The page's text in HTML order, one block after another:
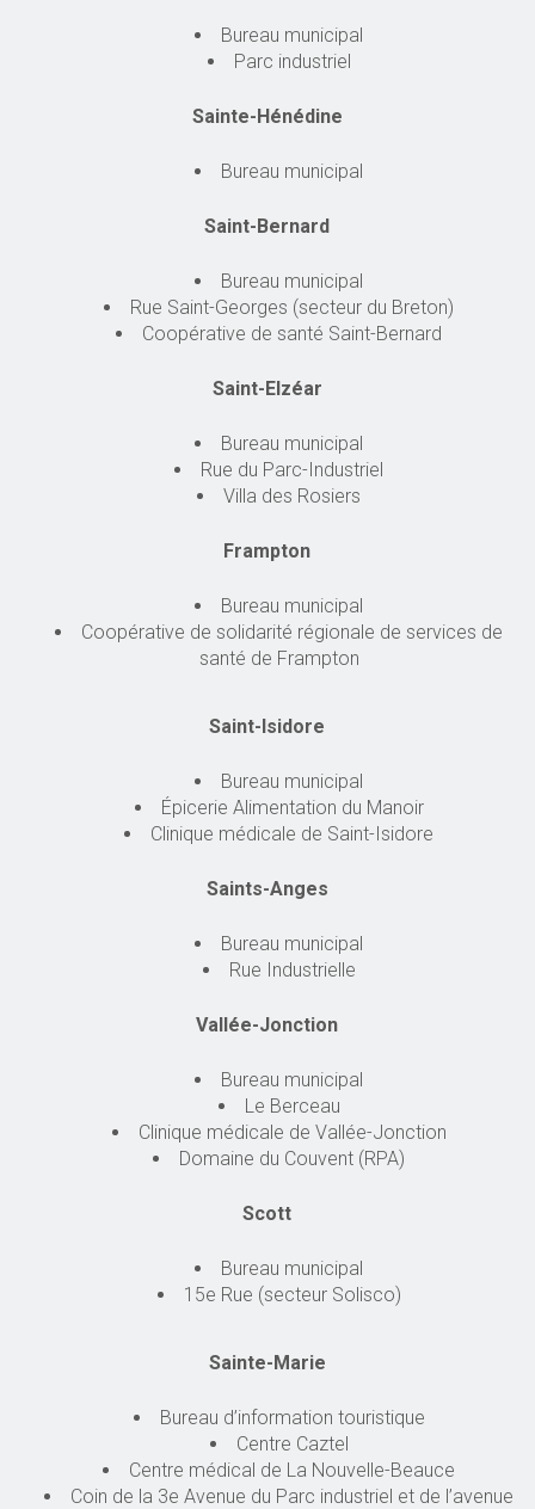
Bureau municipal
Parc industriel
Sainte-Hénédine
Bureau municipal
Saint-Bernard
Bureau municipal
Rue Saint-Georges (secteur du Breton)
Coopérative de santé Saint-Bernard
Saint-Elzéar
Bureau municipal
Rue du Parc-Industriel
Villa des Rosiers
Frampton
Bureau municipal
Coopérative de solidarité régionale de services de
santé de Frampton
Saint-Isidore
Bureau municipal
Épicerie Alimentation du Manoir
Clinique médicale de Saint-Isidore
Saints-Anges
Bureau municipal
Rue Industrielle
Vallée-Jonction
Bureau municipal
Le Berceau
Clinique médicale de Vallée-Jonction
Domaine du Couvent (RPA)
Scott
Bureau municipal
15e Rue (secteur Solisco)
Sainte-Marie
Bureau d’information touristique
Centre Caztel
Centre médical de La Nouvelle-Beauce
Coin de la 3e Avenue du Parc industriel et de l’avenue